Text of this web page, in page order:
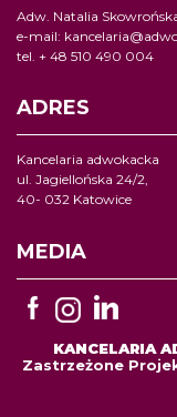
Adw. Natalia
e-mail:
tel. + 48 510 490 004
ADRES
Kancelaria adwokacka
ul. Jagiellońska 24/2,
40- 032 Katowice
MEDIA
KANCELARIA
Zastrzeżone